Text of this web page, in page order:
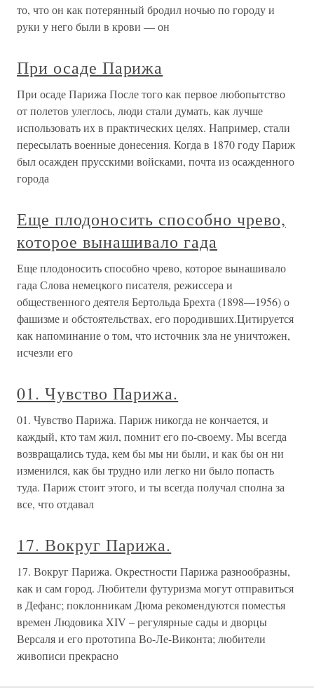
то, что он как потерянный бродил ночью по городу и
руки у него были в крови — он
При осаде Парижа
При осаде Парижа После того как первое любопытство
от полетов улеглось, люди стали думать, как лучше
использовать их в практических целях. Например, стали
пересылать военные донесения. Когда в 1870 году Париж
был осажден прусскими войсками, почта из осажденного
города
Еще плодоносить способно чрево,
которое вынашивало гада
Еще плодоносить способно чрево, которое вынашивало
гада Слова немецкого писателя, режиссера и
общественного деятеля Бертольда Брехта (1898—1956) о
фашизме и обстоятельствах, его породивших.Цитируется
как напоминание о том, что источник зла не уничтожен,
исчезли его
01. Чувство Парижа.
01. Чувство Парижа. Париж никогда не кончается, и
каждый, кто там жил, помнит его по-своему. Мы всегда
возвращались туда, кем бы мы ни были, и как бы он ни
изменился, как бы трудно или легко ни было попасть
туда. Париж стоит этого, и ты всегда получал сполна за
все, что отдавал
17. Вокруг Парижа.
17. Вокруг Парижа. Окрестности Парижа разнообразны,
как и сам город. Любители футуризма могут отправиться
в Дефанс; поклонникам Дюма рекомендуются поместья
времен Людовика XIV – регулярные сады и дворцы
Версаля и его прототипа Во-Ле-Виконта; любители
живописи прекрасно